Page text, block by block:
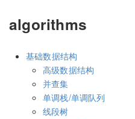
algorithms
基础数据结构
高级数据结构
并查集
单调栈/单调队列
线段树